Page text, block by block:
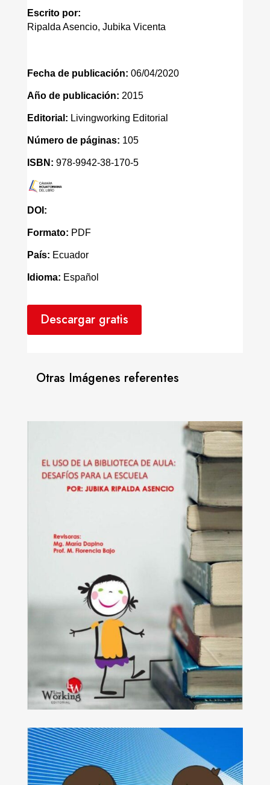
Escrito por:
Ripalda Asencio, Jubika Vicenta
Fecha de publicación: 06/04/2020
Año de publicación: 2015
Editorial: Livingworking Editorial
Número de páginas: 105
ISBN: 978-9942-38-170-5
DOI:
Formato: PDF
País: Ecuador
Idioma: Español
Descargar gratis
Otras Imágenes referentes